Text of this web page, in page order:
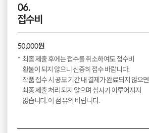
06.
접수비
50,000원
최종 제출 후에는 접수를 취소하여도 접수비
환불이 되지 않으니 신중히 접수 바랍니다.
작품 접수 시 공모 기간 내 결제가 완료되지 않으면
최종 제출 처리 되지 않으며 심사가 이루어지지
않습니다. 이 점 유의 바랍니다.